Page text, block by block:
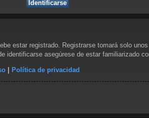
estar registrado. Registrarse tomará solo
identificarse asegúrese de estar familiarizado
| Política de privacidad